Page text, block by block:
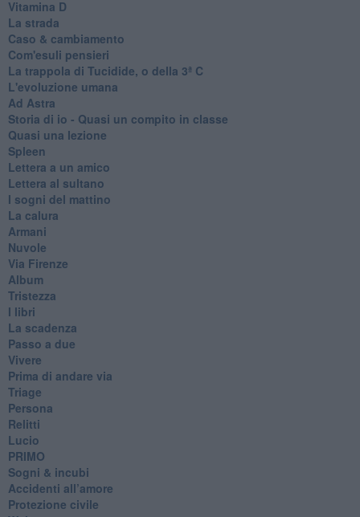
Vitamina D
La strada
Caso & cambiamento
Com'esuli pensieri
La trappola di Tucidide, o della 3ª C
L'evoluzione umana
Ad Astra
Storia di io - Quasi un compito in classe
Quasi una lezione
Spleen
Lettera a un amico
Lettera al sultano
I sogni del mattino
La calura
Armani
Nuvole
Via Firenze
Album
Tristezza
I libri
La scadenza
Passo a due
Vivere
Prima di andare via
Triage
Persona
Relitti
Lucio
PRIMO
Sogni & incubi
Accidenti all’amore
Protezione civile